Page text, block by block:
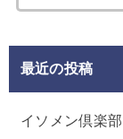
最近の投稿
イソメン倶楽